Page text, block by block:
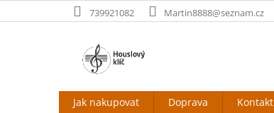
na
739921082 Martin8888@seznam.cz
Jak nakupovat Doprava Kontakt